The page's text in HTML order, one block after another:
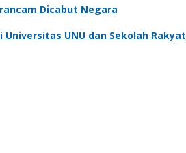
Dicabut Negara
UNU dan Sekolah Rakyat